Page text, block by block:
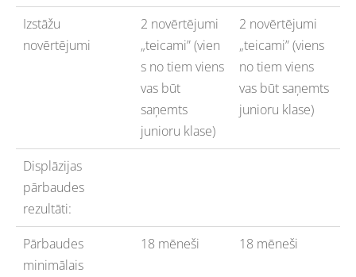
Izstāžu
novērtējumi
2 novērtējumi
„teicami”(vien
s no tiem viens
vas būt
saņemts
junioru klase)
2 novērtējumi
„teicami”(viens
no tiem viens
vas būt saņemts
junioru klase)
Displāzijas
pārbaudes
rezultāti:
Pārbaudes
minimālais
18 mēneši 18 mēneši